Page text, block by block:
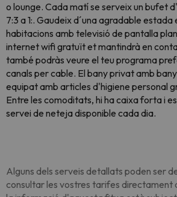
o lounge. Cada matí se serveix un bufet
7:3 a 1:. Gaudeix d´una agradable estada
habitacions amb televisió de pantalla
internet wifi gratuït et mantindrà en
també podràs veure el teu programa
canals per cable. El bany privat amb
equipat amb articles d'higiene personal
Entre les comoditats, hi ha caixa forta i
servei de neteja disponible cada dia.
Alguns dels serveis detallats poden ser
consultar les vostres tarifes directament